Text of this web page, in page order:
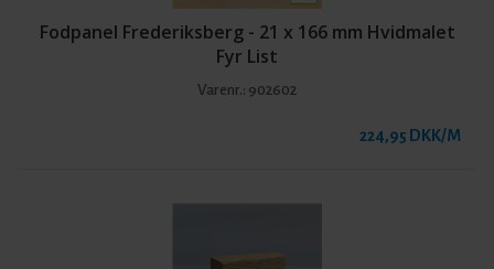
Fodpanel Frederiksberg - 21 x 166 mm Hvidmalet
Fyr List
Varenr.: 902602
224,95 DKK/M